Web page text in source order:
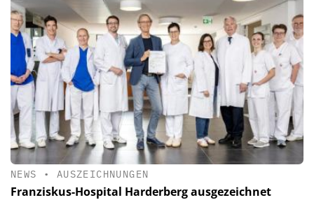
NEWS • AUSZEICHNUNGEN
Franziskus-Hospital Harderberg ausgezeichnet